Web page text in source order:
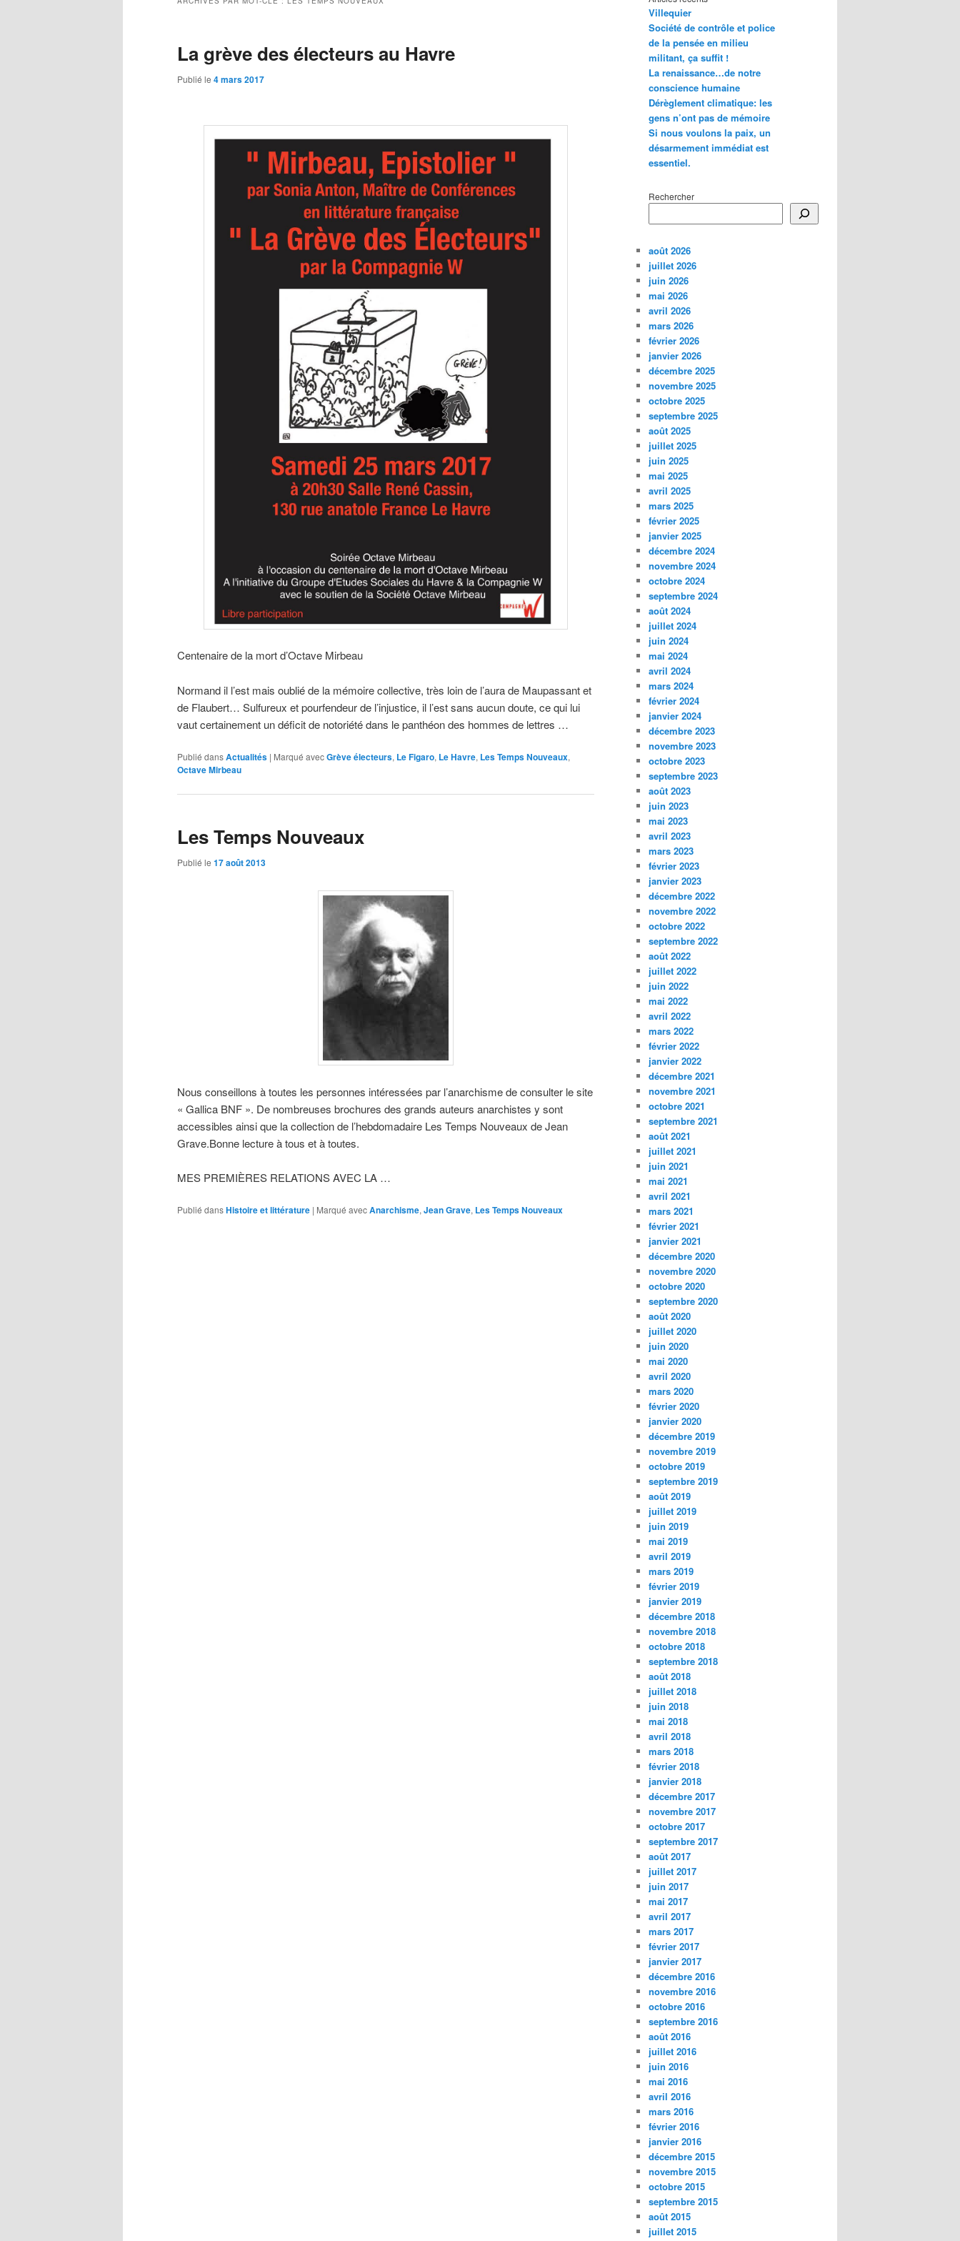
La grève des électeurs au Havre
Publié le 4 mars 2017
Centenaire de la mort d’Octave Mirbeau
Normand il l’est mais oublié de la mémoire collective, très loin de l’aura de Maupassant et
de Flaubert… Sulfureux et pourfendeur de l’injustice, il l’est sans aucun doute, ce qui lui
vaut certainement un déficit de notoriété dans le panthéon des hommes de lettres …
Publié dansActualités | Marqué avecGrève électeurs, Le Figaro, Le Havre, Les Temps Nouveaux,
Octave Mirbeau
Les Temps Nouveaux
Publié le 17 août 2013
Nous conseillons à toutes les personnes intéressées par l’anarchisme de consulter le site
« Gallica BNF ». De nombreuses brochures des grands auteurs anarchistes y sont
accessibles ainsi que la collection de l’hebdomadaire Les Temps Nouveaux de Jean
Grave.Bonne lecture à tous et à toutes.
MES PREMIÈRES RELATIONS AVEC LA …
Publié dansHistoire et littérature | Marqué avecAnarchisme, Jean Grave, Les Temps Nouveaux
Villequier
Société de contrôle et police
de la pensée en milieu
militant, ça suffit !
La renaissance…de notre
conscience humaine
Dérèglement climatique: les
gens n’ont pas de mémoire
Si nous voulons la paix, un
désarmement immédiat est
essentiel.
Rechercher
août 2026
juillet 2026
juin 2026
mai 2026
avril 2026
mars 2026
février 2026
janvier 2026
décembre 2025
novembre 2025
octobre 2025
septembre 2025
août 2025
juillet 2025
juin 2025
mai 2025
avril 2025
mars 2025
février 2025
janvier 2025
décembre 2024
novembre 2024
octobre 2024
septembre 2024
août 2024
juillet 2024
juin 2024
mai 2024
avril 2024
mars 2024
février 2024
janvier 2024
décembre 2023
novembre 2023
octobre 2023
septembre 2023
août 2023
juin 2023
mai 2023
avril 2023
mars 2023
février 2023
janvier 2023
décembre 2022
novembre 2022
octobre 2022
septembre 2022
août 2022
juillet 2022
juin 2022
mai 2022
avril 2022
mars 2022
février 2022
janvier 2022
décembre 2021
novembre 2021
octobre 2021
septembre 2021
août 2021
juillet 2021
juin 2021
mai 2021
avril 2021
mars 2021
février 2021
janvier 2021
décembre 2020
novembre 2020
octobre 2020
septembre 2020
août 2020
juillet 2020
juin 2020
mai 2020
avril 2020
mars 2020
février 2020
janvier 2020
décembre 2019
novembre 2019
octobre 2019
septembre 2019
août 2019
juillet 2019
juin 2019
mai 2019
avril 2019
mars 2019
février 2019
janvier 2019
décembre 2018
novembre 2018
octobre 2018
septembre 2018
août 2018
juillet 2018
juin 2018
mai 2018
avril 2018
mars 2018
février 2018
janvier 2018
décembre 2017
novembre 2017
octobre 2017
septembre 2017
août 2017
juillet 2017
juin 2017
mai 2017
avril 2017
mars 2017
février 2017
janvier 2017
décembre 2016
novembre 2016
octobre 2016
septembre 2016
août 2016
juillet 2016
juin 2016
mai 2016
avril 2016
mars 2016
février 2016
janvier 2016
décembre 2015
novembre 2015
octobre 2015
septembre 2015
août 2015
juillet 2015